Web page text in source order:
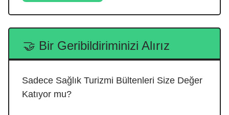
🤝 Bir Geribildiriminizi Alırız
Sadece Sağlık Turizmi Bültenleri Size Değer
Katıyor mu?